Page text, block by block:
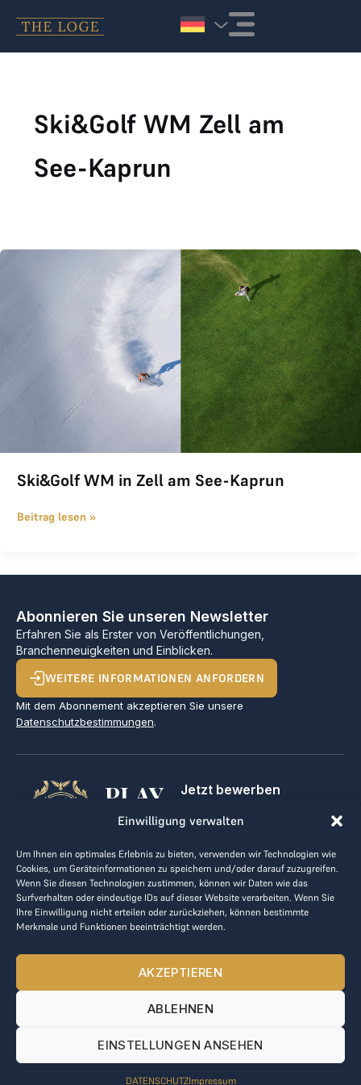
Einwilligung verwalten
Um Ihnen ein optimales Erlebnis zu bieten, verwenden wir Technologien wie
Cookies, um Geräteinformationen zu speichern und/oder darauf zuzugreifen.
Wenn Sie diesen Technologien zustimmen, können wir Daten wie das
Surfverhalten oder eindeutige IDs auf dieser Website verarbeiten. Wenn Sie
Ihre Einwilligung nicht erteilen oder zurückziehen, können bestimmte
Merkmale und Funktionen beeinträchtigt werden.
AKZEPTIEREN
ABLEHNEN
EINSTELLUNGEN ANSEHEN
DATENSCHUTZImpressum
Ski&Golf WM Zell am
See-Kaprun
Ski&Golf WM in Zell am See-Kaprun
Ski&Golf WM in Zell am See-Kaprun
Beitrag lesen »
Abonnieren Sie unseren Newsletter
Erfahren Sie als Erster von Veröffentlichungen,
Branchenneuigkeiten und Einblicken.
WEITERE INFORMATIONEN ANFORDERN
Mit dem Abonnement akzeptieren Sie unsere
Datenschutzbestimmungen.
PLAY
GOLF,
MAKE
BUSINESS
Jetzt bewerben
Kontakt
AGB
Datenrichtlinie
kontakt@the-loge.com
Unser freundliches Team hilft Ihnen gerne weiter.
Mo-Fr von 8:00 bis 17:00 Uhr.
© 2025 The LOGE. Alle Rechte vorbehalten.